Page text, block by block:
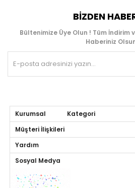
BIZDEN
Bültenimize Üye Olun ! Tüm İndirim
Haberiniz
Kurumsal Kategori
Müşteri İlişkileri
Yardım
Sosyal Medya